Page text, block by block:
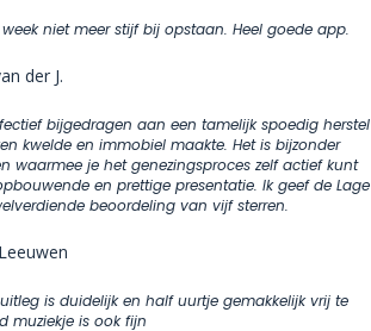
niet meer stijf bij opstaan. Heel goede app.
der J.
bijgedragen aan een tamelijk spoedig herstel
kwelde en immobiel maakte. Het is bijzonder
je het genezingsproces zelf actief kunt
en prettige presentatie. Ik geef de Lage
beoordeling van vijf sterren.
is duidelijk en half uurtje gemakkelijk vrij te
muziekje is ook fijn